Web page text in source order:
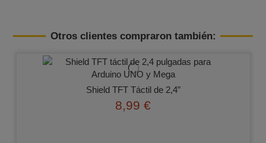
Otros clientes compraron también:
Shield TFT Táctil de 2,4”
8,99 €